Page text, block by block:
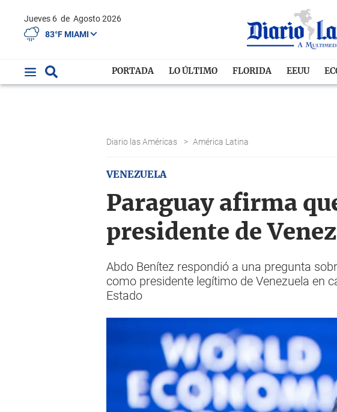
Jueves 6 de Agosto 2026
83°F MIAMI
PORTADA LO ÚLTIMO FLORIDA EEUU
Diario las Américas > América Latina
VENEZUELA
Paraguay afirma
presidente de
Abdo Benítez respondió a una pregunta
como presidente legítimo de Venezuela en
Estado